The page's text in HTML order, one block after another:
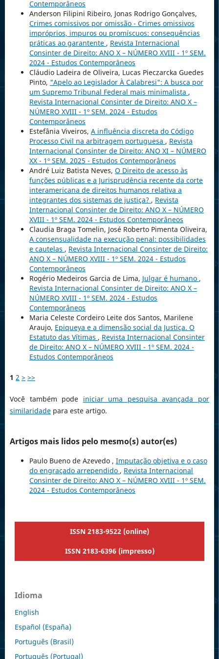
Contemporâneos
Anderson Filipini Ribeiro, Jonas Rodrigo Gonçalves,
Crimes comissivos por omissão - Crimes omissivos
impróprios, impuros ou promíscuos: consequências
práticas ao garantente , Revista Internacional
Consinter de Direito: ANO X – NÚMERO XVIII - 1º SEM.
2024 - Estudos Contemporâneos
Cláudio Ladeira de Oliveira, Lucas Pieczarcka Guedes
Pinto, "Apelo ao Legislador À Calabresi": A busca por
um Supremo Tribunal Federal mais minimalista ,
Revista Internacional Consinter de Direito: ANO X –
NÚMERO XVIII - 1º SEM. 2024 - Estudos
Contemporâneos
Estefânia Viveiros, A influência discreta do Código
Processo Civil na arbitragem portuguesa , Revista
Internacional Consinter de Direito: ANO XI – NÚMERO
XX - 1º SEM. 2025 - Estudos Contemporâneos
André Luiz Batista Neves, O Direito de acesso às
funções públicas e a Jurisprudência recente da corte
interamericana de direitos humanos relativa a
integrantes dos sistemas de justiça? , Revista
Internacional Consinter de Direito: ANO X – NÚMERO
XVIII - 1º SEM. 2024 - Estudos Contemporâneos
Claudia Braga Tomelin, José Roberto Pimenta Oliveira,
A consensualidade na execução penal: possibilidades
e cautelas , Revista Internacional Consinter de Direito:
ANO X – NÚMERO XVIII - 1º SEM. 2024 - Estudos
Contemporâneos
Rogério Medeiros Garcia de Lima, Julgar é humano ,
Revista Internacional Consinter de Direito: ANO X –
NÚMERO XVIII - 1º SEM. 2024 - Estudos
Contemporâneos
Maria Celeste Cordeiro Leite dos Santos, Marilene
Araujo, Epiqueya e a dimensão social da Justiça. O
Estatuto das Vítimas , Revista Internacional Consinter
de Direito: ANO X – NÚMERO XVIII - 1º SEM. 2024 -
Estudos Contemporâneos
1 2 > >>
Você também pode iniciar uma pesquisa avançada por
similaridadepara este artigo.
Artigos mais lidos pelo mesmo(s) autor(es)
Paulo Bueno de Azevedo , Imputação objetiva e o caso
do engraçado arrependido , Revista Internacional
Consinter de Direito: ANO X – NÚMERO XVIII - 1º SEM.
2024 - Estudos Contemporâneos
ISSN 2183-9522 (online)
ISSN 2183-6396 (impresso)
Idioma
English
Español (España)
Português (Brasil)
Português (Portugal)